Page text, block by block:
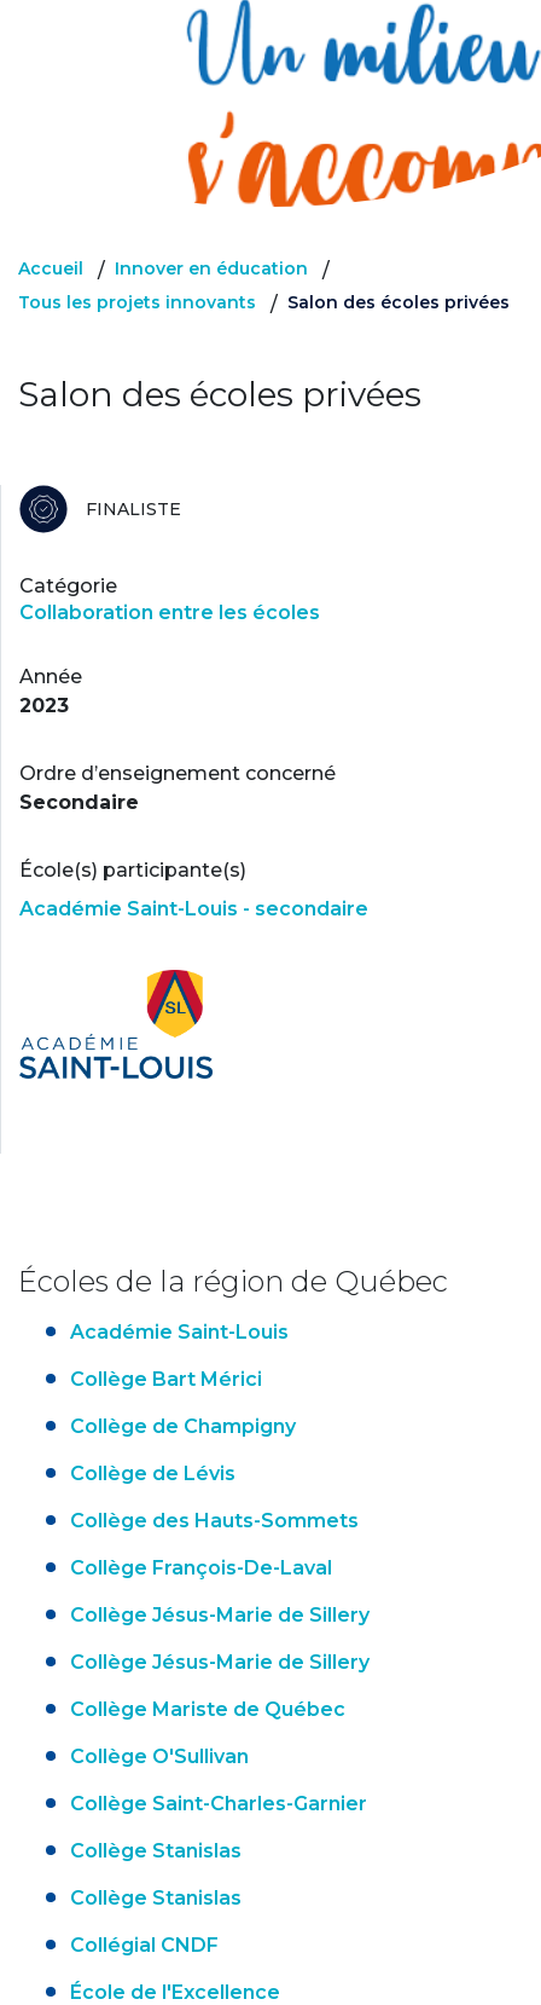
Accueil / Innover en éducation /
Tous les projets innovants / Salon des écoles privées
Salon des écoles privées
FINALISTE
Catégorie
Collaboration entre les écoles
Année
2023
Ordre d’enseignement concerné
Secondaire
École(s) participante(s)
Académie Saint-Louis - secondaire
Écoles de la région de Québec
Académie Saint-Louis
Collège Bart Mérici
Collège de Champigny
Collège de Lévis
Collège des Hauts-Sommets
Collège François-De-Laval
Collège Jésus-Marie de Sillery
Collège Jésus-Marie de Sillery
Collège Mariste de Québec
Collège O'Sullivan
Collège Saint-Charles-Garnier
Collège Stanislas
Collège Stanislas
Collégial CNDF
École de l'Excellence